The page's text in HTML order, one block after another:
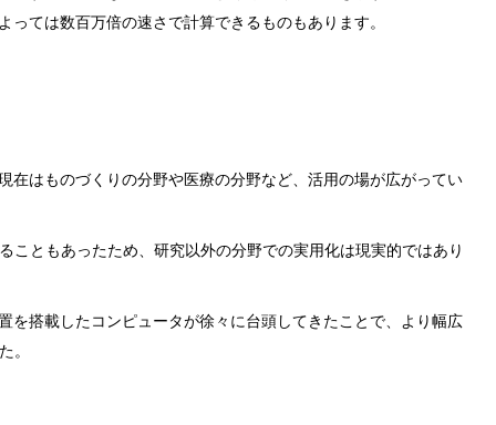
ては数百万倍の速さで計算できるものもあります。
在はものづくりの分野や医療の分野など、活用の場が広がってい
こともあったため、研究以外の分野での実用化は現実的ではあり
を搭載したコンピュータが徐々に台頭してきたことで、より幅広
。